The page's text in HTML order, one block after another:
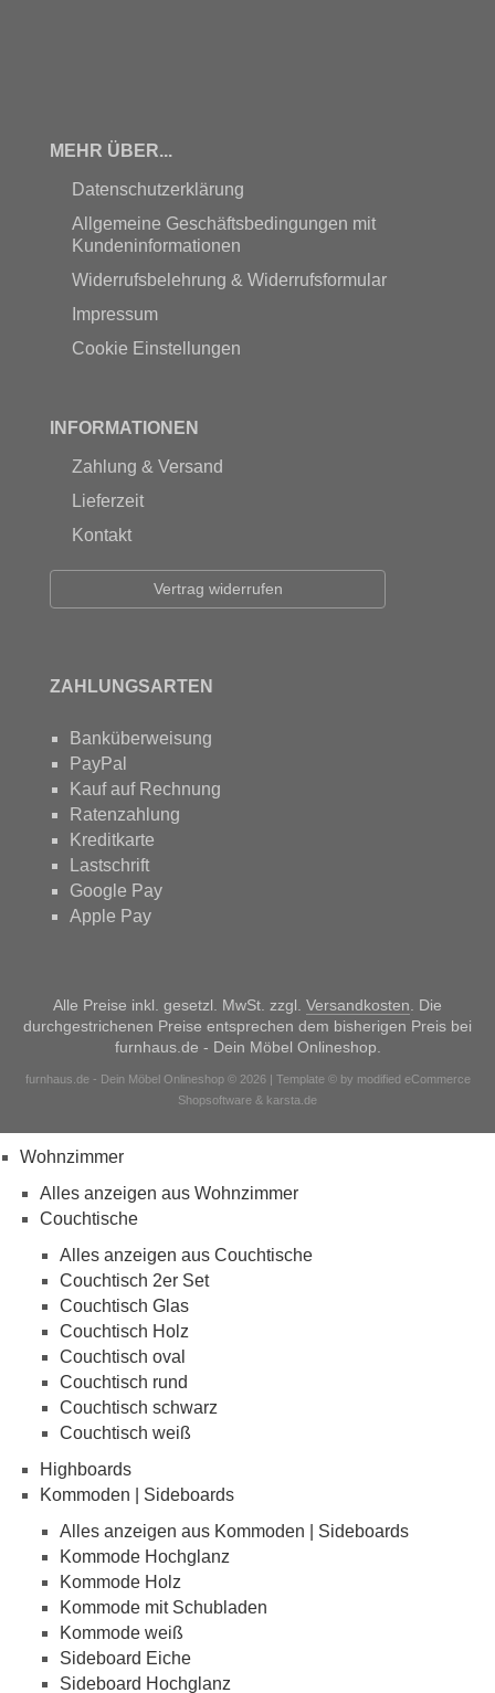
MEHR ÜBER...
Datenschutzerklärung
Allgemeine Geschäftsbedingungen mit
Kundeninformationen
Widerrufsbelehrung & Widerrufsformular
Impressum
Cookie Einstellungen
INFORMATIONEN
Zahlung & Versand
Lieferzeit
Kontakt
Vertrag widerrufen
ZAHLUNGSARTEN
Banküberweisung
PayPal
Kauf auf Rechnung
Ratenzahlung
Kreditkarte
Lastschrift
Google Pay
Apple Pay
Alle Preise inkl. gesetzl. MwSt. zzgl. Versandkosten . Die
durchgestrichenen Preise entsprechen dem bisherigen Preis bei
furnhaus.de - Dein Möbel Onlineshop.
furnhaus.de - Dein Möbel Onlineshop © 2026 | Template © by modified eCommerce
Shopsoftware & karsta.de
Wohnzimmer
Alles anzeigen aus Wohnzimmer
Couchtische
Alles anzeigen aus Couchtische
Couchtisch 2er Set
Couchtisch Glas
Couchtisch Holz
Couchtisch oval
Couchtisch rund
Couchtisch schwarz
Couchtisch weiß
Highboards
Kommoden | Sideboards
Alles anzeigen aus Kommoden | Sideboards
Kommode Hochglanz
Kommode Holz
Kommode mit Schubladen
Kommode weiß
Sideboard Eiche
Sideboard Hochglanz